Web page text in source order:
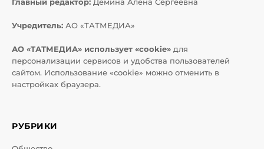
Главный редактор: Дёмина Алёна Сергеевна
Учредитель: АО «ТАТМЕДИА»
АО «ТАТМЕДИА» использует «cookie» для
персонализации сервисов и удобства пользователей
сайтом. Использование «cookie» можно отменить в
настройках браузера.
РУБРИКИ